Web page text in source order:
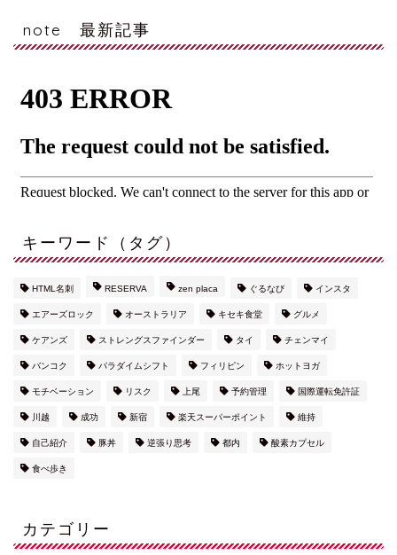
note 最新記事
キーワード（タグ）
HTML名刺 RESERVA zen placa ぐるなび インスタ
エアーズロック オーストラリア キセキ食堂 グルメ
ケアンズ ストレングスファインダー タイ チェンマイ
バンコク パラダイムシフト フィリピン ホットヨガ
モチベーション リスク 上尾 予約管理 国際運転免許証
川越 成功 新宿 楽天スーパーポイント 維持
自己紹介 豚丼 逆張り思考 都内 酸素カプセル
食べ歩き
カテゴリー